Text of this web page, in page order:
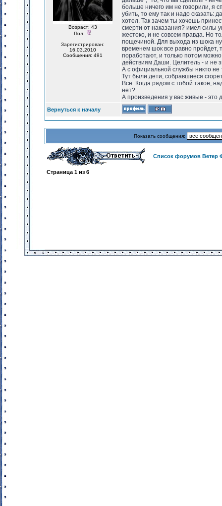
Возраст: 43
Пол:
Зарегистрирован:
16.03.2010
Сообщения: 491
больше ничего им не говорили, я
убить, то ему так и надо сказать:
хотел. Так зачем ты хочешь
смерти от наказания? имел силы
жестоко, и не совсем правда. Но
пощечиной. Для выхода из шока
временем шок все равно пройдет,
поработают, и только потом
действиям Даши. Целитель - и не
А с официальной службы никто не
Тут были дети, собравшиеся
Все. Когда рядом с тобой такое,
нет?
А произведения у вас живые - это
Вернуться к началу
Показать сообщения:
Список форумов Ветер
Страница 1 из 6